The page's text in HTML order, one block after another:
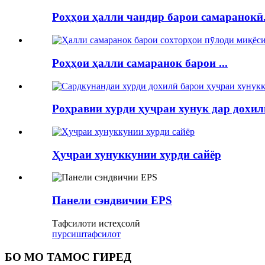
Роҳҳои ҳалли чандир барои
Роҳҳои ҳалли самаранок барои ...
Роҳравии хурди ҳуҷраи хунук дар
Ҳуҷраи хунуккунии хурди сайёр
Панели сэндвичии EPS
Тафсилоти истеҳсолӣ
пурсиштафсилот
БО МО ТАМОС ГИРЕД